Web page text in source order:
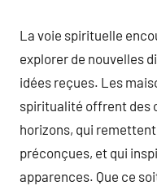
La voie spirituelle
explorer de nouvelles
idées reçues. Les
spiritualité offrent des
horizons, qui
préconçues, et qui
apparences. Que ce